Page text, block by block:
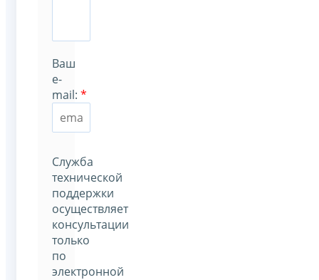
Ваш
e-
mail: *
Служба
технической
поддержки
осуществляет
консультации
только
по
электронной